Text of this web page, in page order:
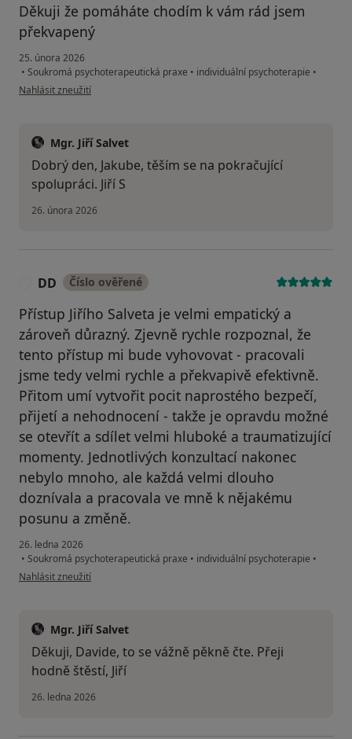
Děkuji že pomáháte chodím k vám rád jsem
překvapený
25. února 2026
• Soukromá psychoterapeutická praxe • individuální psychoterapie •
podle názoru uživatele Jakub zahalka
Nahlásit zneužití
Mgr. Jiří Salvet
Dobrý den, Jakube, těším se na pokračující
spolupráci. Jiří S
26. února 2026
DD Číslo ověřené
Přístup Jiřího Salveta je velmi empatický a
zároveň důrazný. Zjevně rychle rozpoznal, že
tento přístup mi bude vyhovovat - pracovali
jsme tedy velmi rychle a překvapivě efektivně.
Přitom umí vytvořit pocit naprostého bezpečí,
přijetí a nehodnocení - takže je opravdu možné
se otevřít a sdílet velmi hluboké a traumatizující
momenty. Jednotlivých konzultací nakonec
nebylo mnoho, ale každá velmi dlouho
doznívala a pracovala ve mně k nějakému
posunu a změně.
26. ledna 2026
• Soukromá psychoterapeutická praxe • individuální psychoterapie •
podle názoru uživatele DD
Nahlásit zneužití
Mgr. Jiří Salvet
Děkuji, Davide, to se vážně pěkně čte. Přeji
hodně štěstí, Jiří
26. ledna 2026